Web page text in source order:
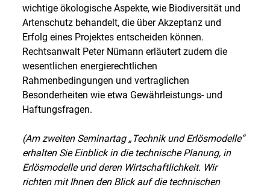
wichtige ökologische Aspekte, wie Biodiversität und
Artenschutz behandelt, die über Akzeptanz und
Erfolg eines Projektes entscheiden können.
Rechtsanwalt Peter Nümann erläutert zudem die
wesentlichen energierechtlichen
Rahmenbedingungen und vertraglichen
Besonderheiten wie etwa Gewährleistungs- und
Haftungsfragen.
(Am zweiten Seminartag „Technik und Erlösmodelle“
erhalten Sie Einblick in die technische Planung, in
Erlösmodelle und deren Wirtschaftlichkeit. Wir
richten mit Ihnen den Blick auf die technischen